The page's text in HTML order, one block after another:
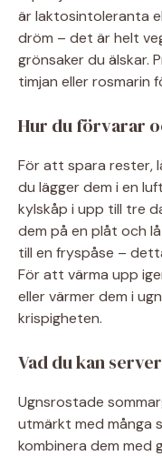
är laktosintoleranta
dröm – det är helt
grönsaker du älskar.
timjan eller rosmarin
Hur du förvarar
För att spara rester,
du lägger dem i en
kylskåp i upp till tre
dem på en plåt och
till en fryspåse –
För att värma upp
eller värmer dem i
krispigheten.
Vad du kan
Ugnsrostade
utmärkt med många
kombinera dem med